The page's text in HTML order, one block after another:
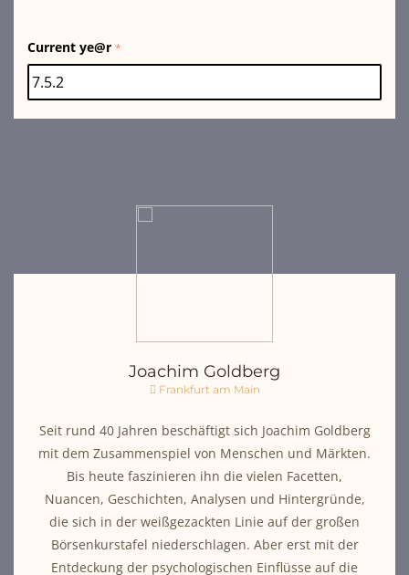
Current ye@r *
Joachim Goldberg
Frankfurt am Main
Seit rund 40 Jahren beschäftigt sich Joachim Goldberg
mit dem Zusammenspiel von Menschen und Märkten.
Bis heute faszinieren ihn die vielen Facetten,
Nuancen, Geschichten, Analysen und Hintergründe,
die sich in der weißgezackten Linie auf der großen
Börsenkurstafel niederschlagen. Aber erst mit der
Entdeckung der psychologischen Einflüsse auf die